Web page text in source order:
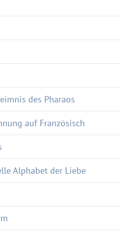
des Pharaos
auf Französisch
Alphabet der Liebe